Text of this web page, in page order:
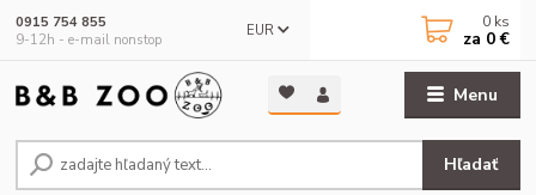
Menu
EUR
Hľadať
0915 754 855
9-12h - e-mail nonstop
0 ks
za 0 €